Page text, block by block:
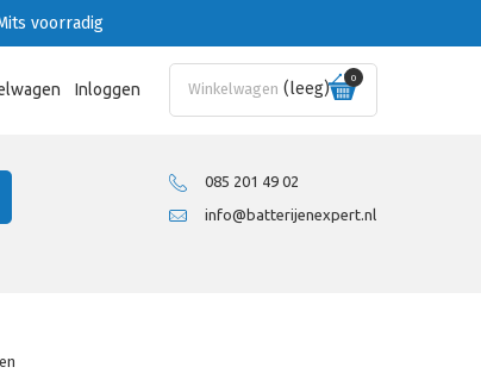
voorradig
Winkelwagen
0
(leeg)
Inloggen
085 201 49 02
info@batterijenexpert.nl